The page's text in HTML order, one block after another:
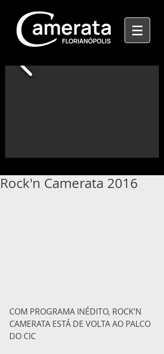
Rock'n Camerata 2016
COM PROGRAMA INÉDITO, ROCK’N
CAMERATA ESTÁ DE VOLTA AO PALCO
DO CIC